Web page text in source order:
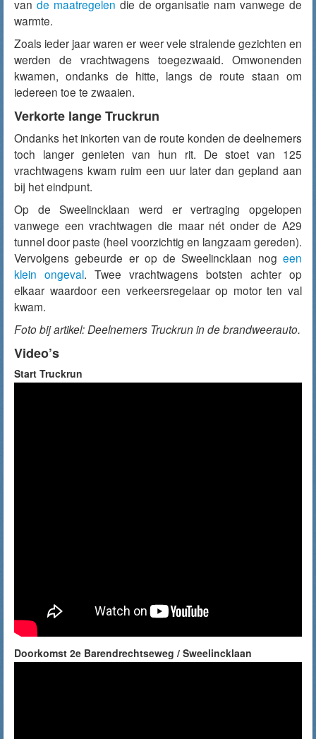
van de maatregelen die de organisatie nam vanwege de
warmte.
Zoals ieder jaar waren er weer vele stralende gezichten en
werden de vrachtwagens toegezwaaid. Omwonenden
kwamen, ondanks de hitte, langs de route staan om
iedereen toe te zwaaien.
Verkorte lange Truckrun
Ondanks het inkorten van de route konden de deelnemers
toch langer genieten van hun rit. De stoet van 125
vrachtwagens kwam ruim een uur later dan gepland aan
bij het eindpunt.
Op de Sweelincklaan werd er vertraging opgelopen
vanwege een vrachtwagen die maar nét onder de A29
tunnel door paste (heel voorzichtig en langzaam gereden).
Vervolgens gebeurde er op de Sweelincklaan nog een
klein ongeval. Twee vrachtwagens botsten achter op
elkaar waardoor een verkeersregelaar op motor ten val
kwam.
Foto bij artikel: Deelnemers Truckrun in de brandweerauto.
Video’s
Start Truckrun
Doorkomst 2e Barendrechtseweg / Sweelincklaan